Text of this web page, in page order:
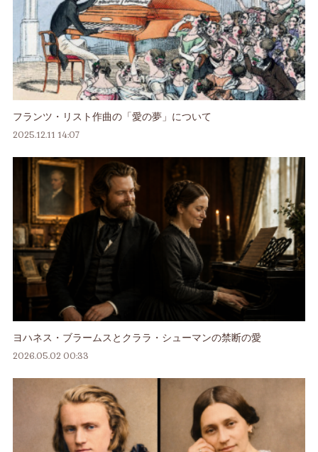
フランツ・リスト作曲の「愛の夢」について
2025.12.11 14:07
ヨハネス・ブラームスとクララ・シューマンの禁断の愛
2026.05.02 00:33